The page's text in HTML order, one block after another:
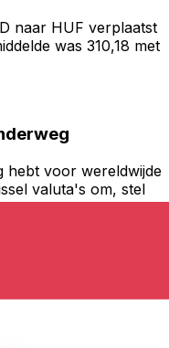
naar HUF verplaatst
was 310,18 met
hebt voor wereldwijde
valuta's om, stel
geld over naar het